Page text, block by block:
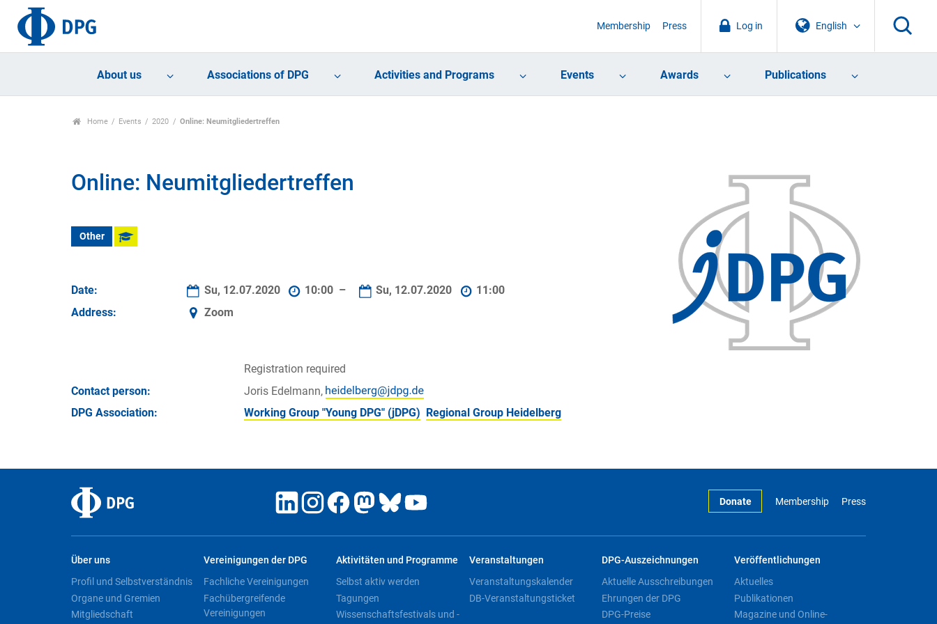
English
Log in
Membership Press
About us Associations of DPG Activities and Programs Events Awards Publications
Home Events 2020 Online: Neumitgliedertreffen
Online: Neumitgliedertreffen
Other
Date: Su, 12.07.2020 10:00 – Su, 12.07.2020
11:00
Address:
Zoom
Registration required
Contact person:
Joris Edelmann,
DPG Association:
Working Group "Young DPG" (jDPG) Regional Group Heidelberg
Donate Membership Press
Über uns
Profil und Selbstverständnis
Organe und Gremien
Mitgliedschaft
Vereinigungen der DPG
Fachliche Vereinigungen
Fachübergreifende
Vereinigungen
Aktivitäten und Programme
Selbst aktiv werden
Tagungen
Wissenschaftsfestivals und -
Veranstaltungen
Veranstaltungskalender
DB-Veranstaltungsticket
DPG-Auszeichnungen
Aktuelle Ausschreibungen
Ehrungen der DPG
DPG-Preise
Veröffentlichungen
Aktuelles
Publikationen
Magazine und Online-